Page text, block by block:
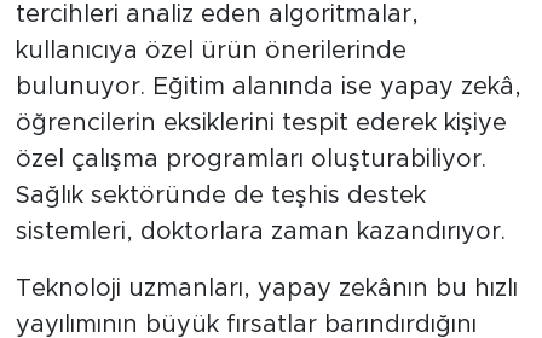
tercihleri analiz eden algoritmalar,
kullanıcıya özel ürün önerilerinde
bulunuyor. Eğitim alanında ise yapay zekâ,
öğrencilerin eksiklerini tespit ederek kişiye
özel çalışma programları oluşturabiliyor.
Sağlık sektöründe de teşhis destek
sistemleri, doktorlara zaman kazandırıyor.
Teknoloji uzmanları, yapay zekânın bu hızlı
yayılımının büyük fırsatlar barındırdığını